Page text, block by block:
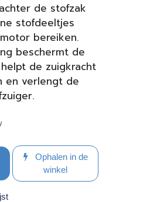
de stofzak
stofdeeltjes
bereiken.
beschermt de
de zuigkracht
en verlengt de
Ophalen in de
winkel